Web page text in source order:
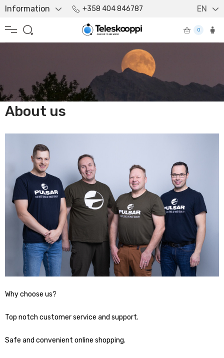
Information +358 404 846787 EN
0
About us
Why choose us?
Top notch customer service and support.
Safe and convenient online shopping.